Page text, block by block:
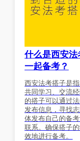
什么是西安
一起备考？
西安法考搭子是
共同学习、交流
的搭子可以通过
发布信息，寻找
体发布自己的备
联系。确保搭子
效地进行备考。